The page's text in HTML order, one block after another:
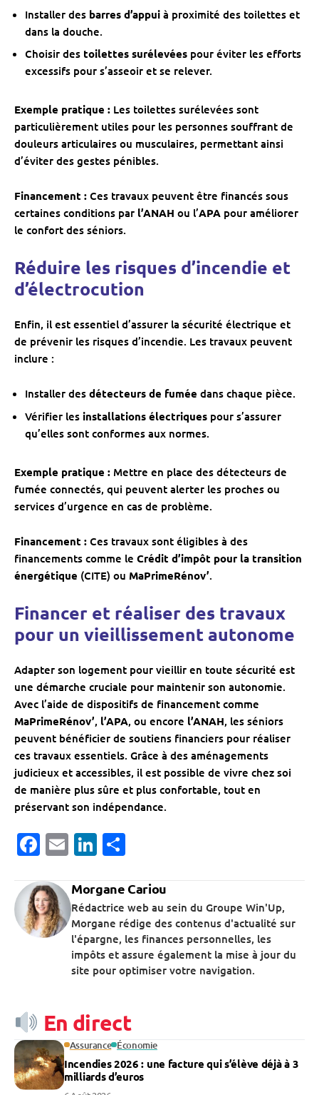
Installer des barres d’appui à proximité des toilettes et
dans la douche.
Choisir des toilettes surélevées pour éviter les efforts
excessifs pour s’asseoir et se relever.
Exemple pratique : Les toilettes surélevées sont
particulièrement utiles pour les personnes souffrant de
douleurs articulaires ou musculaires, permettant ainsi
d’éviter des gestes pénibles.
Financement : Ces travaux peuvent être financés sous
certaines conditions par l’ANAH ou l’APA pour améliorer
le confort des séniors.
Réduire les risques d’incendie et
d’électrocution
Enfin, il est essentiel d’assurer la sécurité électrique et
de prévenir les risques d’incendie. Les travaux peuvent
inclure :
Installer des détecteurs de fumée dans chaque pièce.
Vérifier les installations électriques pour s’assurer
qu’elles sont conformes aux normes.
Exemple pratique : Mettre en place des détecteurs de
fumée connectés, qui peuvent alerter les proches ou
services d’urgence en cas de problème.
Financement : Ces travaux sont éligibles à des
financements comme le Crédit d’impôt pour la transition
énergétique (CITE) ou MaPrimeRénov’.
Financer et réaliser des travaux
pour un vieillissement autonome
Adapter son logement pour vieillir en toute sécurité est
une démarche cruciale pour maintenir son autonomie.
Avec l’aide de dispositifs de financement comme
MaPrimeRénov’, l’APA, ou encore l’ANAH, les séniors
peuvent bénéficier de soutiens financiers pour réaliser
ces travaux essentiels. Grâce à des aménagements
judicieux et accessibles, il est possible de vivre chez soi
de manière plus sûre et plus confortable, tout en
préservant son indépendance.
Facebook
EmailLinkedIn
Morgane Cariou
Rédactrice web au sein du Groupe Win'Up,
Morgane rédige des contenus d'actualité sur
l'épargne, les finances personnelles, les
impôts et assure également la mise à jour du
site pour optimiser votre navigation.
En direct
Assurance Économie
Incendies 2026 : une facture qui s’élève déjà à 3
milliards d’euros